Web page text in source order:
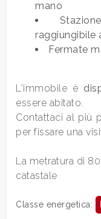
mano
raggiungibile
Fermate
L'immobile è
essere abitato.
Contattaci al più
per fissare una
La metratura di
catastale
Classe energetica:
minime
Qualsiasi
2
4